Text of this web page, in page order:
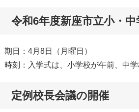
令和6年度新座市立小・
期日：4月8日（月曜日）
時刻：入学式は、小学校が午前、中
定例校長会議の開催